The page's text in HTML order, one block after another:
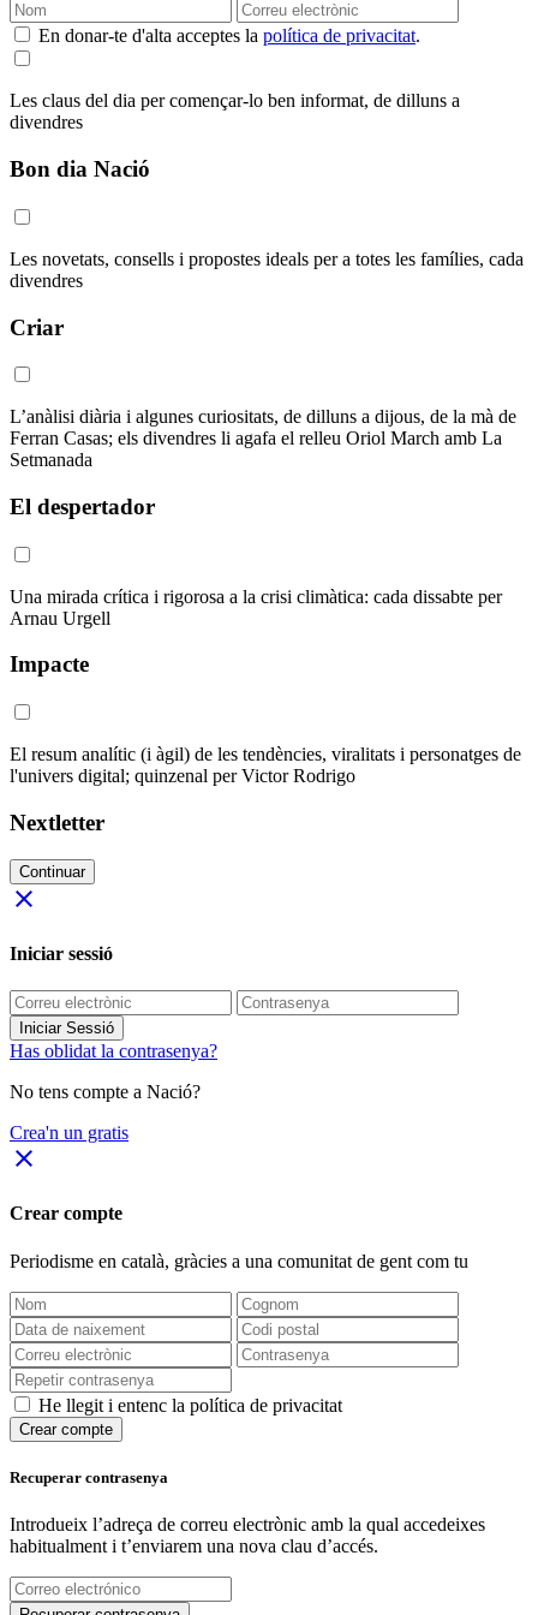
En donar-te d'alta acceptes la política de privacitat.
Les claus del dia per començar-lo ben informat, de dilluns a
divendres
Bon dia Nació
Les novetats, consells i propostes ideals per a totes les famílies, cada
divendres
Criar
L’anàlisi diària i algunes curiositats, de dilluns a dijous, de la mà de
Ferran Casas; els divendres li agafa el relleu Oriol March amb La
Setmanada
El despertador
Una mirada crítica i rigorosa a la crisi climàtica: cada dissabte per
Arnau Urgell
Impacte
El resum analític (i àgil) de les tendències, viralitats i personatges de
l'univers digital; quinzenal per Victor Rodrigo
Nextletter
Continuar
close
Iniciar sessió
Iniciar Sessió
Has oblidat la contrasenya?
No tens compte a Nació?
Crea'n un gratis
close
Crear compte
Periodisme en català, gràcies a una comunitat de gent com tu
He llegit i entenc la política de privacitat
Crear compte
Recuperar contrasenya
Introdueix l’adreça de correu electrònic amb la qual accedeixes
habitualment i t’enviarem una nova clau d’accés.